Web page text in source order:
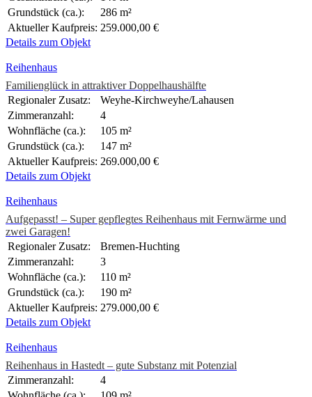
Grundstück (ca.):
286 m²
Aktueller Kaufpreis: 259.000,00 €
Details zum Objekt
Reihenhaus
Familienglück in attraktiver Doppelhaushälfte
Regionaler Zusatz:
Weyhe-Kirchweyhe/Lahausen
Zimmeranzahl:
4
Wohnfläche (ca.):
105 m²
Grundstück (ca.):
147 m²
Aktueller Kaufpreis: 269.000,00 €
Details zum Objekt
Reihenhaus
Aufgepasst! – Super gepflegtes Reihenhaus mit Fernwärme und
zwei Garagen!
Regionaler Zusatz:
Bremen-Huchting
Zimmeranzahl:
3
Wohnfläche (ca.):
110 m²
Grundstück (ca.):
190 m²
Aktueller Kaufpreis: 279.000,00 €
Details zum Objekt
Reihenhaus
Reihenhaus in Hastedt – gute Substanz mit Potenzial
Zimmeranzahl:
4